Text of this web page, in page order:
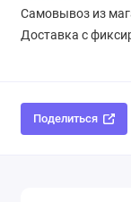
Самовывоз из
Доставка с
Поделиться